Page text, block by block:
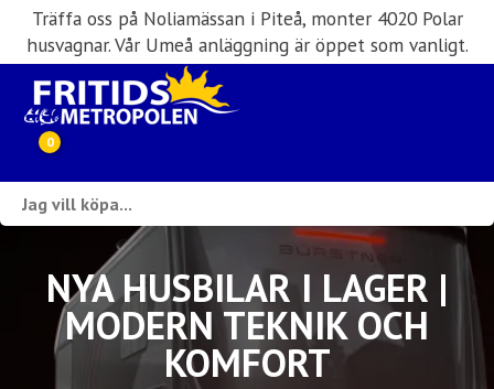
Träffa oss på Noliamässan i Piteå, monter 4020 Polar
husvagnar. Vår Umeå anläggning är öppet som vanligt.
0
Husbilar i lager
Husvagnar i lager
Inköp & förmedling
NYA HUSBILAR I LAGER |
MODERN TEKNIK OCH
KOMFORT